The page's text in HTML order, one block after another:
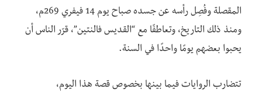
المقصلة وفُصِل رأسه عن جسده صباح يوم 14 فيفري 269م،
ومنذ ذلك التاريخ، وتعاطفًا مع “القديس فالنتين”، قرّر الناس أن
يحبوا بعضهم يومًا واحدًا في السنة.
تتضارب الروايات فيما بينها بخصوص قصة هذا اليوم،